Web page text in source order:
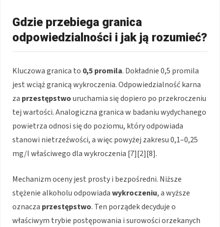
Gdzie przebiega granica
odpowiedzialności i jak ją rozumieć?
Kluczowa granica to 0,5 promila. Dokładnie 0,5 promila
jest wciąż granicą wykroczenia. Odpowiedzialność karna
za przestępstwouruchamia się dopiero po przekroczeniu
tej wartości. Analogiczna granica w badaniu wydychanego
powietrza odnosi się do poziomu, który odpowiada
stanowi nietrzeźwości, a więc powyżej zakresu 0,1–0,25
mg/l właściwego dla wykroczenia [7][2][8].
Mechanizm oceny jest prosty i bezpośredni. Niższe
stężenie alkoholu odpowiadawykroczeniu, a wyższe
oznacza przestępstwo. Ten porządek decyduje o
właściwym trybie postępowania i surowości orzekanych